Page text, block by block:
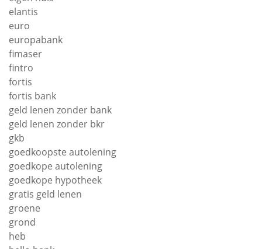
elantis
euro
europabank
fimaser
fintro
fortis
fortis bank
geld lenen zonder bank
geld lenen zonder bkr
gkb
goedkoopste autolening
goedkope autolening
goedkope hypotheek
gratis geld lenen
groene
grond
heb